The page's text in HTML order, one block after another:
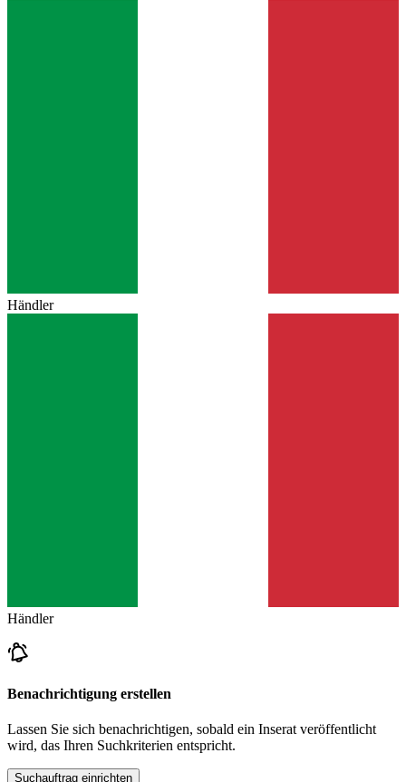
Händler
Händler
Benachrichtigung erstellen
Lassen Sie sich benachrichtigen, sobald ein Inserat veröffentlicht
wird, das Ihren Suchkriterien entspricht.
Suchauftrag einrichten